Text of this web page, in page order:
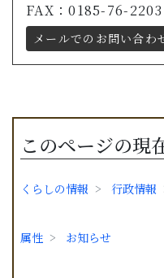
FAX：0185-76-2203
メールでのお問い合わ
このページの現
くらしの情報 行政情報
属性 お知らせ